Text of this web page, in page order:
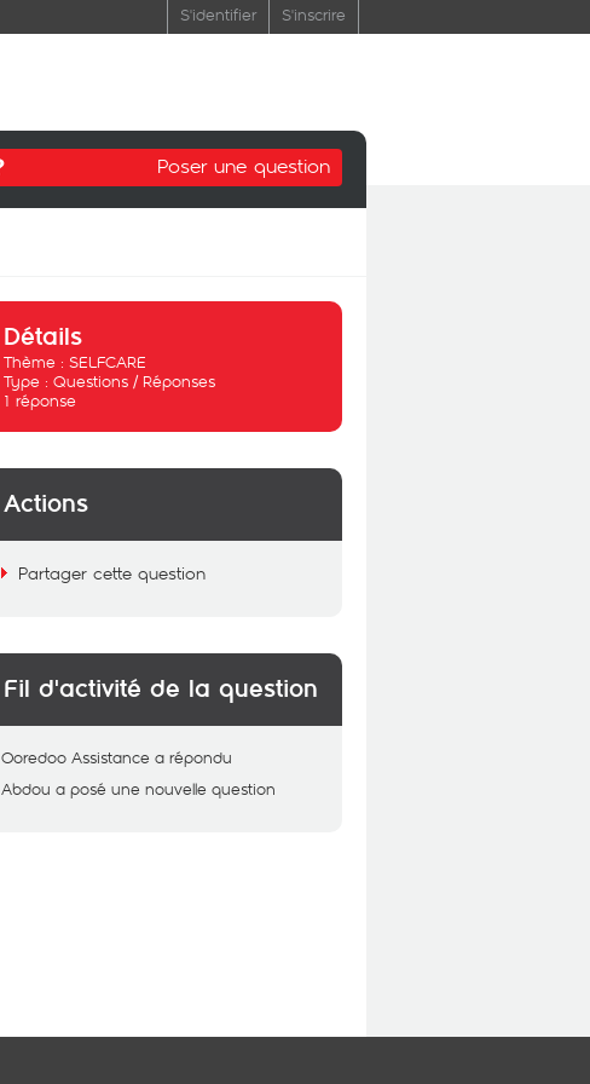
S'identifier S'inscrire
Poser une question
Détails
Thème : SELFCARE
Type : Questions / Réponses
1 réponse
Actions
Partager cette question
Fil d'activité de la question
Ooredoo Assistance a répondu
Abdou a posé une nouvelle question